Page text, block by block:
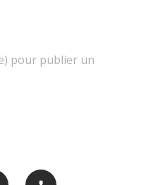
pour publier un